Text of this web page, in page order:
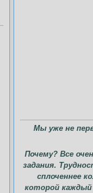
Мы уже не
Почему? Все
задания.
сплоченнее
которой каждый